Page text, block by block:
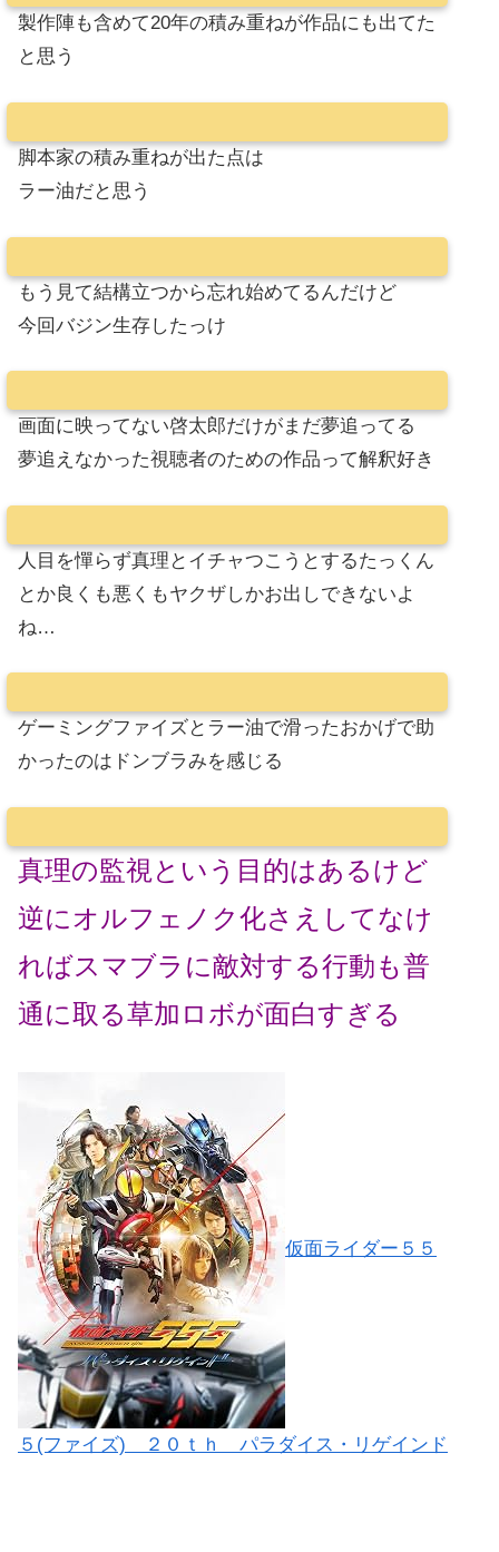
製作陣も含めて20年の積み重ねが作品にも出てた
と思う
脚本家の積み重ねが出た点は
ラー油だと思う
もう見て結構立つから忘れ始めてるんだけど
今回バジン生存したっけ
画面に映ってない啓太郎だけがまだ夢追ってる
夢追えなかった視聴者のための作品って解釈好き
人目を憚らず真理とイチャつこうとするたっくん
とか良くも悪くもヤクザしかお出しできないよ
ね…
ゲーミングファイズとラー油で滑ったおかげで助
かったのはドンブラみを感じる
真理の監視という目的はあるけど
逆にオルフェノク化さえしてなけ
ればスマブラに敵対する行動も普
通に取る草加ロボが面白すぎる
仮面ライダー５５
５(ファイズ) ２０ｔｈ パラダイス・リゲインド